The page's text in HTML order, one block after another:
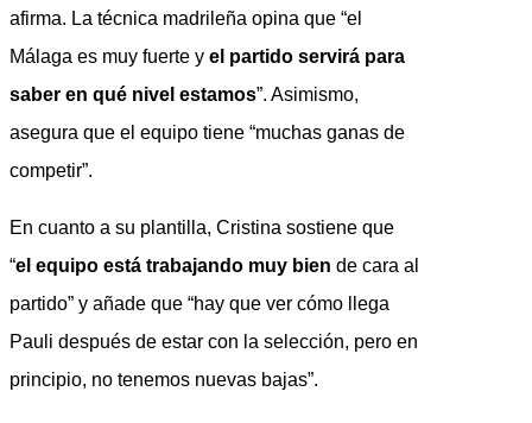
afirma. La técnica madrileña opina que “el
Málaga es muy fuerte y el partido servirá para
saber en qué nivel estamos”. Asimismo,
asegura que el equipo tiene “muchas ganas de
competir”.
En cuanto a su plantilla, Cristina sostiene que
“el equipo está trabajando muy bien de cara al
partido” y añade que “hay que ver cómo llega
Pauli después de estar con la selección, pero en
principio, no tenemos nuevas bajas”.